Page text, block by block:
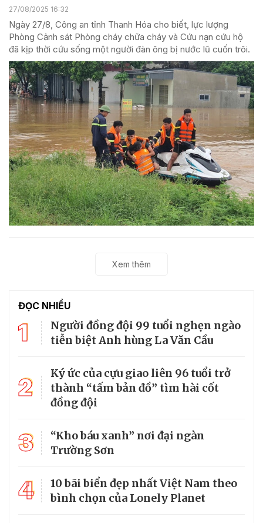
27/08/2025 16:32
Ngày 27/8, Công an tỉnh Thanh Hóa cho biết, lực lượng
Phòng Cảnh sát Phòng cháy chữa cháy và Cứu nạn cứu hộ
đã kịp thời cứu sống một người đàn ông bị nước lũ cuốn trôi.
Xem thêm
ĐỌC NHIỀU
1
Người đồng đội 99 tuổi nghẹn ngào
tiễn biệt Anh hùng La Văn Cầu
2
Ký ức của cựu giao liên 96 tuổi trở
thành “tấm bản đồ” tìm hài cốt
đồng đội
3
“Kho báu xanh” nơi đại ngàn
Trường Sơn
4
10 bãi biển đẹp nhất Việt Nam theo
bình chọn của Lonely Planet